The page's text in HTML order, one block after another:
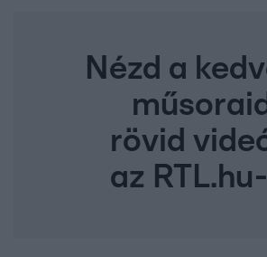
Nézd a
műsoraid
rövid
az